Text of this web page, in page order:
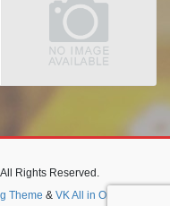
Rights Reserved.
Theme & VK All in One